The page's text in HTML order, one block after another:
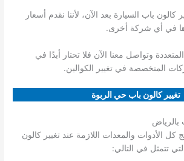
كالون باب السيارة بعد الآن، لأننا نقدم أسعار
في أي شركة أخرى.
وتواصل معنا الآن فلا تحتار أبدًا في
المتخصصة في تغيير الكوالين.
تغيير كالون باب حي الربوة
كل الأدوات والمعدات اللازمة عند تغيير كالون
تتمثل في التالي: